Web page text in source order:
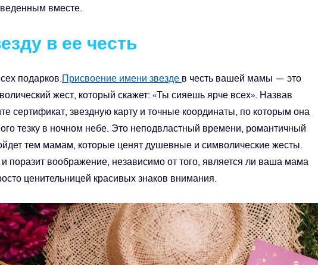
вместе.
в ее честь
подарков.Присвоение имени звезде в честь вашей мамы — это
жест, который скажет: «Ты сияешь ярче всех». Назвав
сертификат, звездную карту и точные координаты, по которым она
тезку в ночном небе. Это неподвластный времени, романтичный
тем мамам, которые ценят душевные и символические жесты.
поразит воображение, независимо от того, является ли ваша мама
ценительницей красивых знаков внимания.